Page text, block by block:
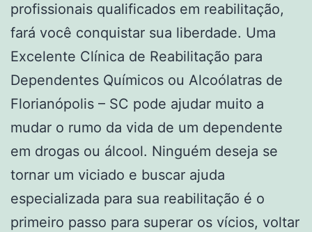
profissionais qualificados em reabilitação,
fará você conquistar sua liberdade. Uma
Excelente Clínica de Reabilitação para
Dependentes Químicos ou Alcoólatras de
Florianópolis – SC pode ajudar muito a
mudar o rumo da vida de um dependente
em drogas ou álcool. Ninguém deseja se
tornar um viciado e buscar ajuda
especializada para sua reabilitação é o
primeiro passo para superar os vícios, voltar